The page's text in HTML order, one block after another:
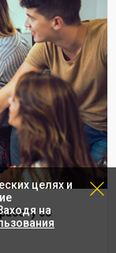
со
целях и
на